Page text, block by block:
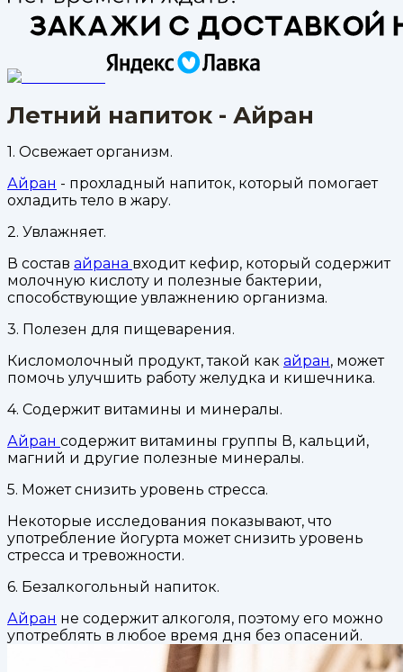
Летний напиток - Айран
1. Освежает организм.
Айран - прохладный напиток, который помогает
охладить тело в жару.
2. Увлажняет.
В состав айрана входит кефир, который содержит
молочную кислоту и полезные бактерии,
способствующие увлажнению организма.
3. Полезен для пищеварения.
Кисломолочный продукт, такой как айран, может
помочь улучшить работу желудка и кишечника.
4. Содержит витамины и минералы.
Айран содержит витамины группы В, кальций,
магний и другие полезные минералы.
5. Может снизить уровень стресса.
Некоторые исследования показывают, что
употребление йогурта может снизить уровень
стресса и тревожности.
6. Безалкогольный напиток.
Айран не содержит алкоголя, поэтому его можно
употреблять в любое время дня без опасений.